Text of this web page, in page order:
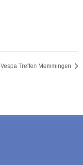
Vespa Treffen Memmingen